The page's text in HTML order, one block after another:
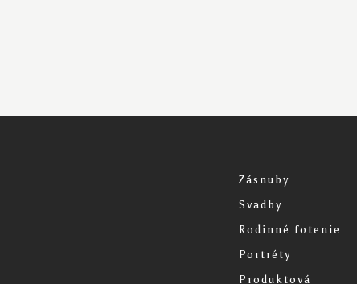
Zásnuby
Svadby
Rodinné fotenie
Portréty
Produktová